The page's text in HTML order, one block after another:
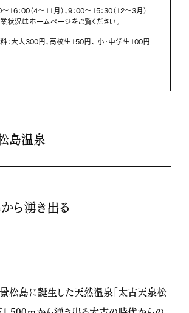
～16：00（4～11月）、9：00～15：30（12～3月）
状況はホームページをご覧ください。
：大人300円、高校生150円、 小・中学生100円
島温泉
ら湧き出る
松島に誕生した天然温泉「太古天泉松